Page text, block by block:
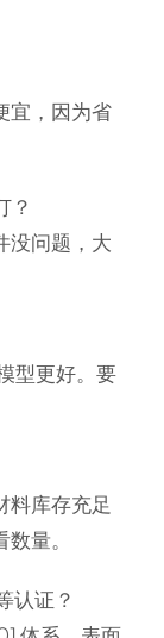
宜，因为省
？
没问题，大
型更好。要
料库存充足
量。
认证？